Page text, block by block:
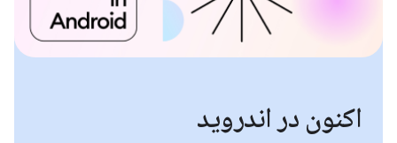
اکنون در اندروید